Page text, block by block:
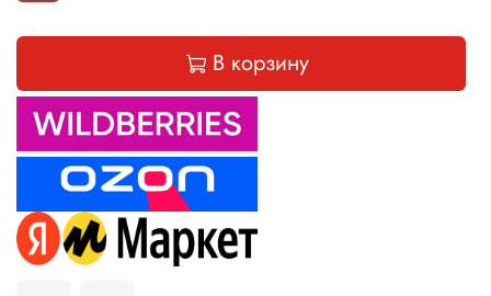
В корзину